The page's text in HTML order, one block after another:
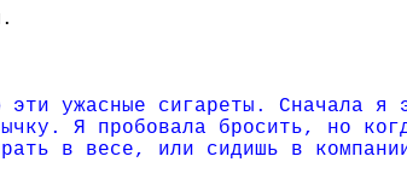
ужасные сигареты. Сначала я
Я пробовала бросить, но
в весе, или сидишь в